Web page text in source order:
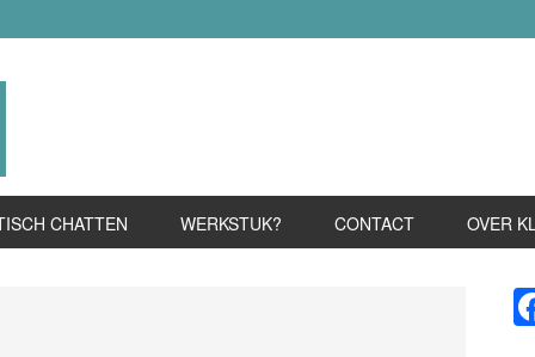
CHATTEN WERKSTUK? CONTACT OVER